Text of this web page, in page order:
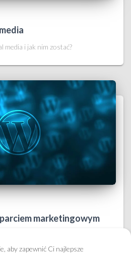
media i jak nim zostać?
marketingowym
aby zapewnić Ci najlepsze